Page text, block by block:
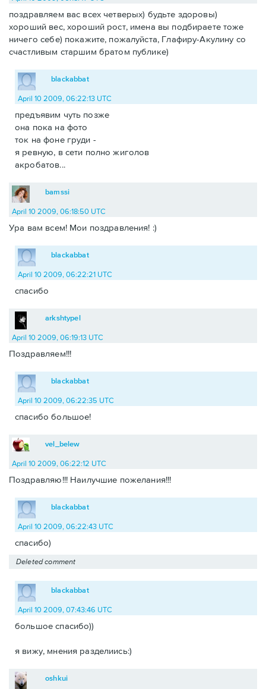
поздравляем вас всех четверых) будьте здоровы)
хороший вес, хороший рост, имена вы подбираете тоже
ничего себе) покажите, пожалуйста, Глафиру-Акулину со
счастливым старшим братом публике)
blackabbat
April 10 2009, 06:22:13 UTC
предъявим чуть позже
она пока на фото
ток на фоне груди -
я ревную, в сети полно жиголов
акробатов...
bamssi
April 10 2009, 06:18:50 UTC
Ура вам всем! Мои поздравления! :)
blackabbat
April 10 2009, 06:22:21 UTC
спасибо
arkshtypel
April 10 2009, 06:19:13 UTC
Поздравляем!!!
blackabbat
April 10 2009, 06:22:35 UTC
спасибо большое!
vel_belew
April 10 2009, 06:22:12 UTC
Поздравляю!!! Наилучшие пожелания!!!
blackabbat
April 10 2009, 06:22:43 UTC
спасибо)
Deleted comment
blackabbat
April 10 2009, 07:43:46 UTC
большое спасибо))
я вижу, мнения разделиись:)
oshkui